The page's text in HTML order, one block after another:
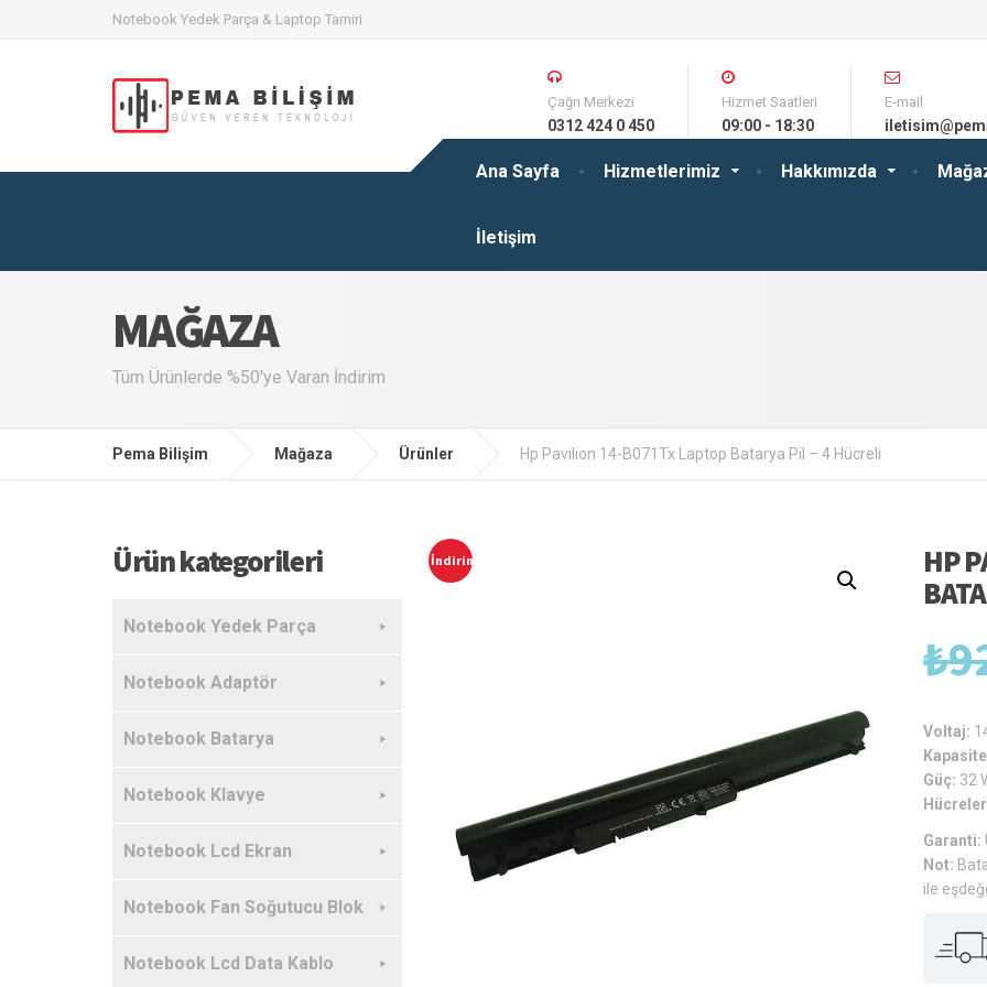
Notebook Yedek Parça & Laptop Tamiri
Ana Sayfa Hizmetlerimiz Hakkımızda
İletişim
Çağrı Merkezi
0312 424 0 450
Hizmet Saatleri
09:00 - 18:30
E-mail
MAĞAZA
Tüm Ürünlerde %50'ye Varan İndirim
Pema Bilişim Mağaza Ürünler Hp Pavilion 14-B071Tx Laptop Batarya Pil – 4 Hücreli
İndirim!
HP
₺
Voltaj:
Güç: 32
Garanti:
Not:
ile
Ürün kategorileri
Notebook Yedek Parça
Notebook Adaptör
Notebook Batarya
Notebook Klavye
Notebook Lcd Ekran
Notebook Fan Soğutucu Blok
Notebook Lcd Data Kablo